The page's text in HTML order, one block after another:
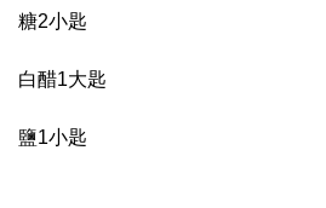
糖2小匙
白醋1大匙
鹽1小匙